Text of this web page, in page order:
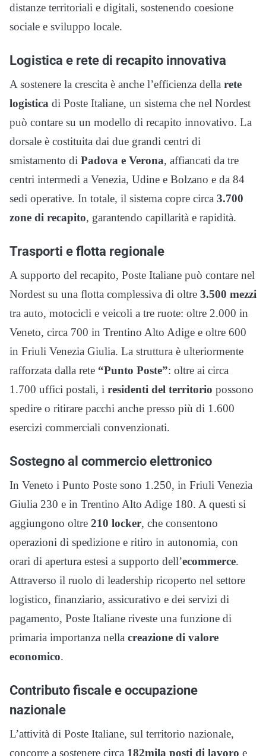
distanze territoriali e digitali, sostenendo coesione
sociale e sviluppo locale.
Logistica e rete di recapito innovativa
A sostenere la crescita è anche l’efficienza della rete
logistica di Poste Italiane, un sistema che nel Nordest
può contare su un modello di recapito innovativo. La
dorsale è costituita dai due grandi centri di
smistamento di Padova e Verona, affiancati da tre
centri intermedi a Venezia, Udine e Bolzano e da 84
sedi operative. In totale, il sistema copre circa 3.700
zone di recapito, garantendo capillarità e rapidità.
Trasporti e flotta regionale
A supporto del recapito, Poste Italiane può contare nel
Nordest su una flotta complessiva di oltre 3.500 mezzi
tra auto, motocicli e veicoli a tre ruote: oltre 2.000 in
Veneto, circa 700 in Trentino Alto Adige e oltre 600
in Friuli Venezia Giulia. La struttura è ulteriormente
rafforzata dalla rete “Punto Poste”: oltre ai circa
1.700 uffici postali, i residenti del territorio possono
spedire o ritirare pacchi anche presso più di 1.600
esercizi commerciali convenzionati.
Sostegno al commercio elettronico
In Veneto i Punto Poste sono 1.250, in Friuli Venezia
Giulia 230 e in Trentino Alto Adige 180. A questi si
aggiungono oltre 210 locker, che consentono
operazioni di spedizione e ritiro in autonomia, con
orari di apertura estesi a supporto dell’ecommerce.
Attraverso il ruolo di leadership ricoperto nel settore
logistico, finanziario, assicurativo e dei servizi di
pagamento, Poste Italiane riveste una funzione di
primaria importanza nella creazione di valore
economico.
Contributo fiscale e occupazione
nazionale
L’attività di Poste Italiane, sul territorio nazionale,
concorre a sostenere circa 182mila posti di lavoro e